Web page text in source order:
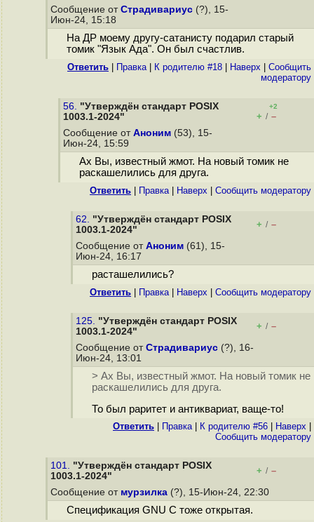
Сообщение от Страдивариус (?), 15-
Июн-24, 15:18
На ДР моему другу-сатанисту подарил старый
томик "Язык Ада". Он был счастлив.
Ответить Правка| К родителю #18 Наверх
Cообщить
модератору
56. "Утверждён стандарт POSIX
1003.1-2024"
+2
+ / –
Сообщение от Аноним (53), 15-
Июн-24, 15:59
Ах Вы, известный жмот. На новый томик не
раскашелились для друга.
Ответить Правка| Наверх Cообщить модератору
62. "Утверждён стандарт POSIX
1003.1-2024"
+ / –
Сообщение от Аноним (61), 15-
Июн-24, 16:17
расташелились?
Ответить Правка| Наверх Cообщить модератору
125. "Утверждён стандарт POSIX
1003.1-2024"
+ / –
Сообщение от Страдивариус (?), 16-
Июн-24, 13:01
> Ах Вы, известный жмот. На новый томик не
раскашелились для друга.
То был раритет и антиквариат, ваще-то!
Ответить Правка| К родителю #56 Наверх
Cообщить модератору
101. "Утверждён стандарт POSIX
1003.1-2024"
+ / –
Сообщение от мурзилка (?), 15-Июн-24, 22:30
Спецификация GNU C тоже открытая.